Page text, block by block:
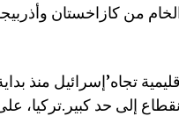
من كازاخستان
تجاه’إسرائيل منذ
إلى حد كبير.تركيا،